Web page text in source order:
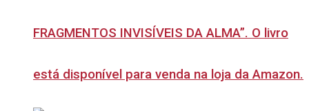
FRAGMENTOS INVISÍVEIS DA ALMA”. O livro
está disponível para venda na loja da Amazon.